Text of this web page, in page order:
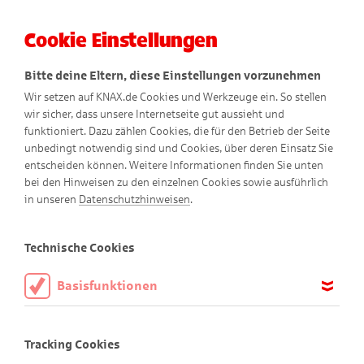
Gantenkiel erklärt
Cookie Einstellungen
Bitte deine Eltern, diese Einstellungen vorzunehmen
Wir setzen auf KNAX.de Cookies und Werkzeuge ein. So stellen
wir sicher, dass unsere Internetseite gut aussieht und
funktioniert. Dazu zählen Cookies, die für den Betrieb der Seite
unbedingt notwendig sind und Cookies, über deren Einsatz Sie
entscheiden können. Weitere Informationen finden Sie unten
bei den Hinweisen zu den einzelnen Cookies sowie ausführlich
in unseren Datenschutzhinweisen.
Technische Cookies
Basisfunktionen
aktiviert sein.
Tracking Cookies